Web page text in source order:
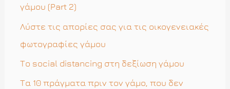
σ
η
γ
γάμου (Part 2)
Λύστε τις απορίες σας για τις οικογενειακές
φωτογραφίες γάμου
Το social distancing στη δεξίωση γάμου
Τα 10 πράγματα πριν τον γάμο, που δεν